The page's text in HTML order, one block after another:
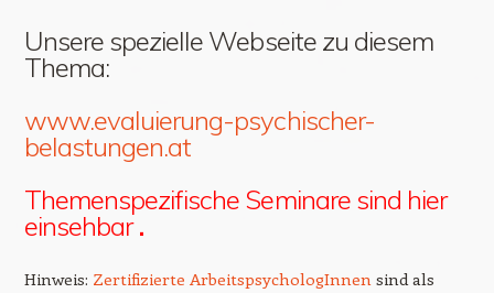
Unsere spezielle Webseite zu diesem
Thema:
www.evaluierung-psychischer-
belastungen.at
Themenspezifische Seminare sind hier
einsehbar.
Hinweis: Zertifizierte ArbeitspsychologInnensind als